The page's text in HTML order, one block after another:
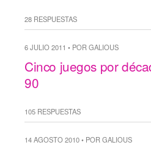
28 RESPUESTAS
6 JULIO 2011 • POR GALIOUS
Cinco juegos por
90
105 RESPUESTAS
14 AGOSTO 2010 • POR GALIOUS